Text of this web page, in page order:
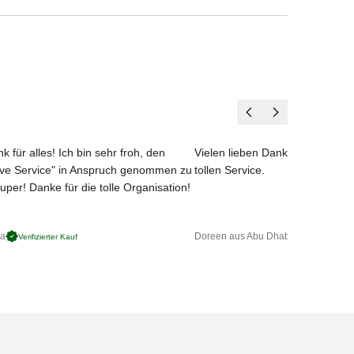
für alles! Ich bin sehr froh, den
Service" in Anspruch genommen zu
Danke für die tolle Organisation!
Verifizierter Kauf
Vielen lieben Dank für das
tollen Service.
Doreen aus Abu Dhabi